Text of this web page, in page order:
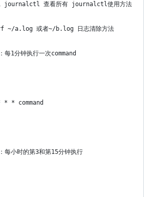
journalctl 查看所有 journalctl使用方法
~/a.log 或者~/b.log 日志清除方法
每1分钟执行一次command
* command
每小时的第3和第15分钟执行